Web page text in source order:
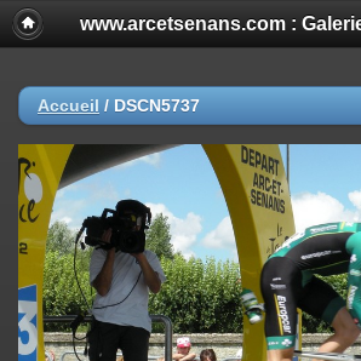
www.arcetsenans.com :
Accueil / DSCN5737